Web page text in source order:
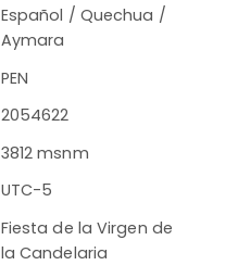
Español / Quechua /
Aymara
PEN
2054622
3812 msnm
UTC-5
Fiesta de la Virgen de
la Candelaria